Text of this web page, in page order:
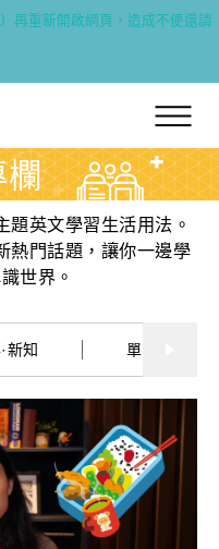
再重新開啟網頁，造成不便還請
欄
題英文學習生活用法。
熱門話題，讓你一邊學
世界。
新知 單字·俚語·